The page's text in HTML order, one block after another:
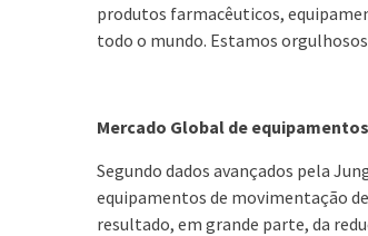
produtos farmacêuticos,
todo o mundo. Estamos
Mercado Global de
Segundo dados avançados pela
equipamentos de movimentação
resultado, em grande parte, da